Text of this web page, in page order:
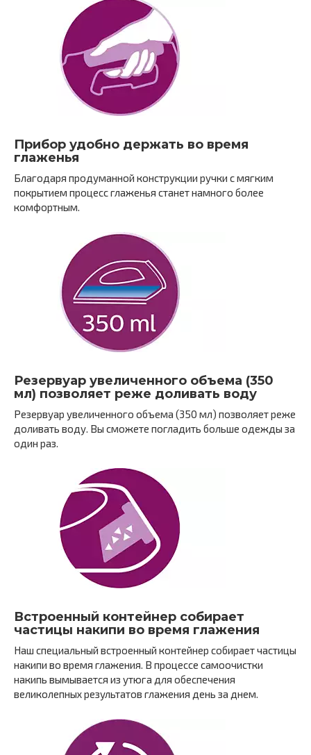
Прибор удобно держать во время
глаженья
Благодаря продуманной конструкции ручки с мягким
покрытием процесс глаженья станет намного более
комфортным.
Резервуар увеличенного объема (350
мл) позволяет реже доливать воду
Резервуар увеличенного объема (350 мл) позволяет реже
доливать воду. Вы сможете погладить больше одежды за
один раз.
Встроенный контейнер собирает
частицы накипи во время глажения
Наш специальный встроенный контейнер собирает частицы
накипи во время глажения. В процессе самоочистки
накипь вымывается из утюга для обеспечения
великолепных результатов глажения день за днем.